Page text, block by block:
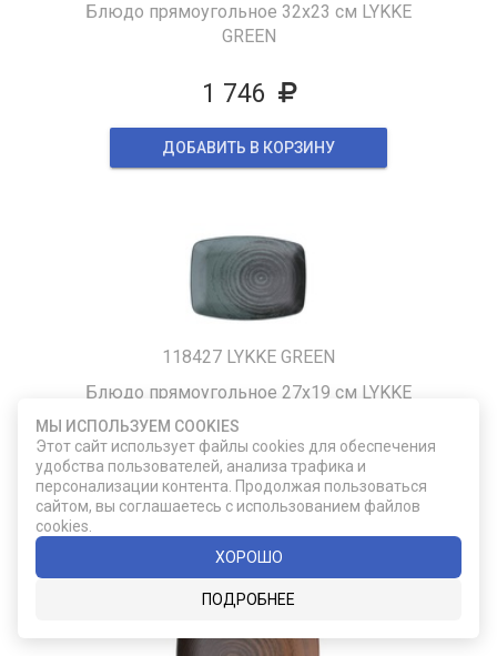
Блюдо прямоугольное 32х23 см LYKKE
GREEN
1 746
ДОБАВИТЬ В КОРЗИНУ
118427 LYKKE GREEN
Блюдо прямоугольное 27х19 см LYKKE
GREEN
1 266
МЫ ИСПОЛЬЗУЕМ COOKIES
Этот сайт использует файлы cookies для обеспечения
удобства пользователей, анализа трафика и
персонализации контента. Продолжая пользоваться
сайтом, вы соглашаетесь с использованием файлов
cookies.
ХОРОШО
ПОДРОБНЕЕ